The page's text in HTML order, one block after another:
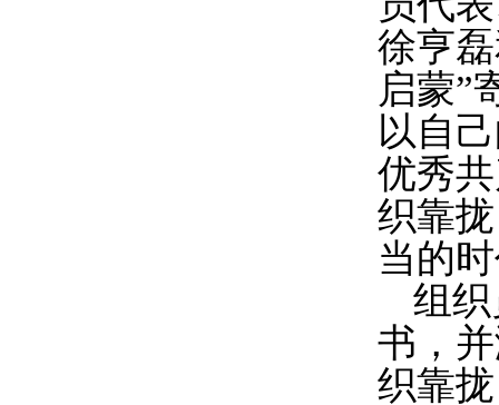
徐亨
启蒙”
以自
优秀
织靠
当的
组
书，
织靠